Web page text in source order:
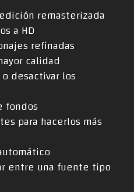
remasterizada
a HD
refinadas
calidad
desactivar los
fondos
para hacerlos más
entre una fuente tipo